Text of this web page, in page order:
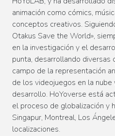
animación como cómics,
conceptos creativos.
Otakus Save the World»,
en la investigación y el
punta, desarrollando
campo de la representación
de los videojuegos en la
desarrollo. HoYoverse está
el proceso de globalización y
Singapur, Montreal, Los
localizaciones.